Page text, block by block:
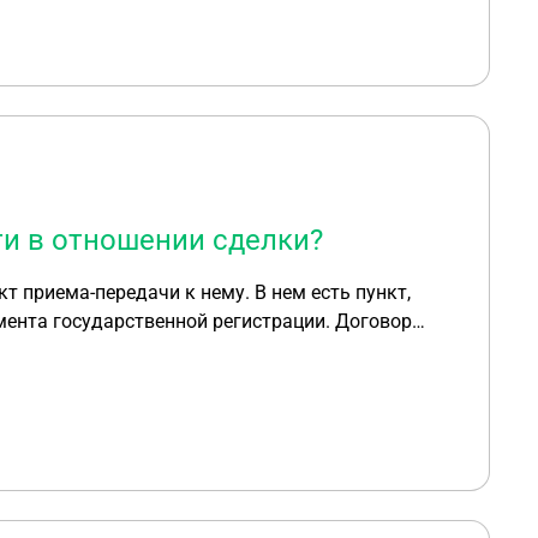
в отношении сделки?
приема-передачи к нему. В нем есть пункт,
государственной регистрации. Договор
начало
признания сделки ничтожной? С момента
заключенным только с момента регистрации?